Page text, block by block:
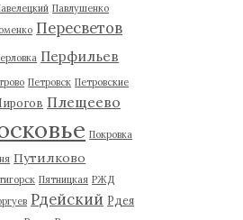
Павлушенко
Пересветов
Перфильев
Петровск Петровские
Плещеево
Покровка
Путилково
Пятницкая РЖД
Рдейский Рдея